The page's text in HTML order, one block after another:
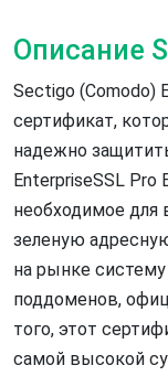
Описание
Sectigo (Comodo)
сертификат,
надежно
EnterpriseSSL Pro
необходимое
зеленую
на рынке
поддоменов,
того, этот
самой высокой